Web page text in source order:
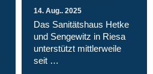
14. Aug.. 2025
Das Sanitätshaus Hetke
und Sengewitz in Riesa
unterstützt mittlerweile
seit …